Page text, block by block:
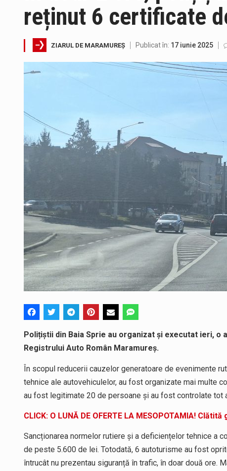
În acest sfârșit de săptămână,
Directorul OCPI Maramures,
Testarea independentă a
Vremea va fi caniculară.
Proiectul de lege privind
Pe scurt. Statuia lui PINTEA
reținut 6 certificate
ZIARUL DE MARAMUREȘ Publicat în: 17 iunie 2025
Polițiștii din Baia Sprie au organizat și executat ieri, o
Registrului Auto Român Maramureș.
În scopul reducerii cauzelor generatoare de evenimente
tehnice ale autovehiculelor, au fost organizate mai multe
au fost legitimate 20 de persoane și au fost controlate tot
CLICK: O LUNĂ DE OFERTE LA MESOPOTAMIA!
Sancționarea normelor rutiere și a deficiențelor tehnice a
de peste 5.600 de lei. Totodată, 6 autoturisme au fost
întrucât nu prezentau siguranță în trafic, în doar două ore.